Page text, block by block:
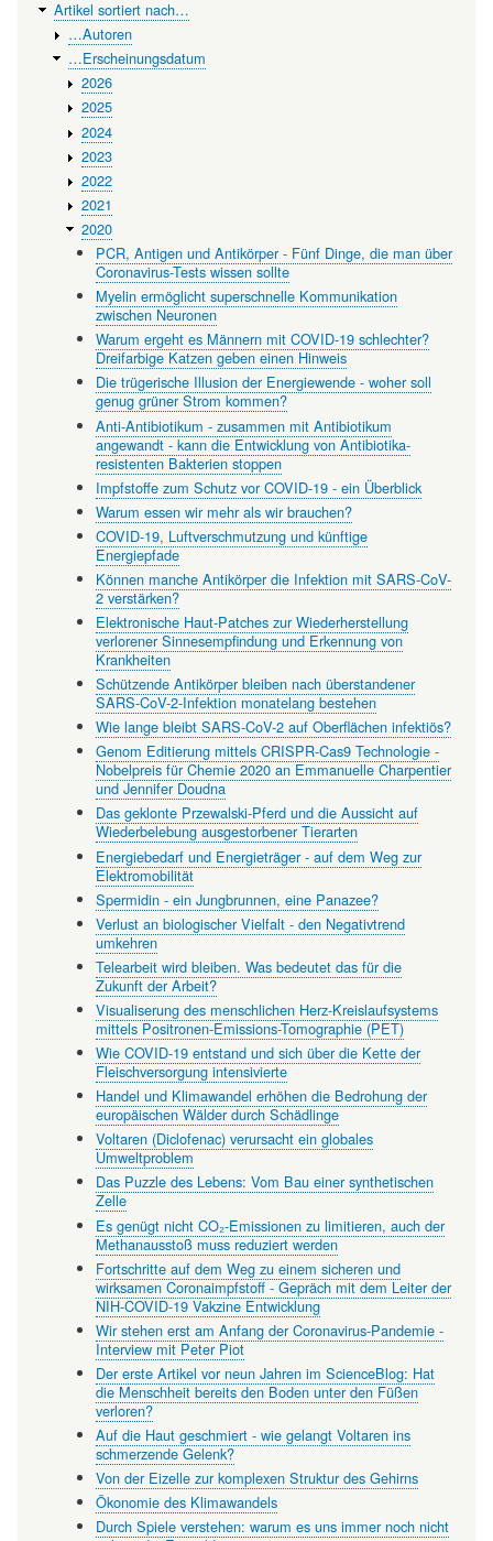
Coronavirus
Artikel sortiert nach…
…Autoren
…Erscheinungsdatum
2026
2025
2024
2023
2022
2021
2020
PCR, Antigen und Antikörper - Fünf Dinge, die man über
Coronavirus-Tests wissen sollte
Myelin ermöglicht superschnelle Kommunikation
zwischen Neuronen
Warum ergeht es Männern mit COVID-19 schlechter?
Dreifarbige Katzen geben einen Hinweis
Die trügerische Illusion der Energiewende - woher soll
genug grüner Strom kommen?
Anti-Antibiotikum - zusammen mit Antibiotikum
angewandt - kann die Entwicklung von Antibiotika-
resistenten Bakterien stoppen
Impfstoffe zum Schutz vor COVID-19 - ein Überblick
Warum essen wir mehr als wir brauchen?
COVID-19, Luftverschmutzung und künftige
Energiepfade
Können manche Antikörper die Infektion mit SARS-CoV-
2 verstärken?
Elektronische Haut-Patches zur Wiederherstellung
verlorener Sinnesempfindung und Erkennung von
Krankheiten
Schützende Antikörper bleiben nach überstandener
SARS-CoV-2-Infektion monatelang bestehen
Wie lange bleibt SARS-CoV-2 auf Oberflächen infektiös?
Genom Editierung mittels CRISPR-Cas9 Technologie -
Nobelpreis für Chemie 2020 an Emmanuelle Charpentier
und Jennifer Doudna
Das geklonte Przewalski-Pferd und die Aussicht auf
Wiederbelebung ausgestorbener Tierarten
Energiebedarf und Energieträger - auf dem Weg zur
Elektromobilität
Spermidin - ein Jungbrunnen, eine Panazee?
Verlust an biologischer Vielfalt - den Negativtrend
umkehren
Telearbeit wird bleiben. Was bedeutet das für die
Zukunft der Arbeit?
Visualiserung des menschlichen Herz-Kreislaufsystems
mittels Positronen-Emissions-Tomographie (PET)
Wie COVID-19 entstand und sich über die Kette der
Fleischversorgung intensivierte
Handel und Klimawandel erhöhen die Bedrohung der
europäischen Wälder durch Schädlinge
Voltaren (Diclofenac) verursacht ein globales
Umweltproblem
Das Puzzle des Lebens: Vom Bau einer synthetischen
Zelle
Es genügt nicht CO₂-Emissionen zu limitieren, auch der
Methanausstoß muss reduziert werden
Fortschritte auf dem Weg zu einem sicheren und
wirksamen Coronaimpfstoff - Gepräch mit dem Leiter der
NIH-COVID-19 Vakzine Entwicklung
Wir stehen erst am Anfang der Coronavirus-Pandemie -
Interview mit Peter Piot
Der erste Artikel vor neun Jahren im ScienceBlog: Hat
die Menschheit bereits den Boden unter den Füßen
verloren?
Auf die Haut geschmiert - wie gelangt Voltaren ins
schmerzende Gelenk?
Von der Eizelle zur komplexen Struktur des Gehirns
Ökonomie des Klimawandels
Durch Spiele verstehen: warum es uns immer noch nicht